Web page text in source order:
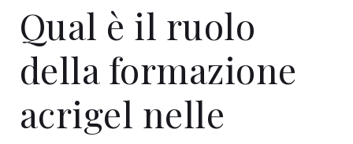
Qual è il ruolo
della formazione
acrigel nelle